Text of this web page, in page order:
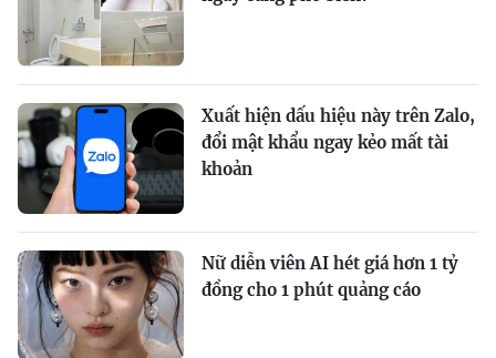
Xuất hiện dấu hiệu này trên Zalo,
đổi mật khẩu ngay kẻo mất tài
khoản
Nữ diễn viên AI hét giá hơn 1 tỷ
đồng cho 1 phút quảng cáo